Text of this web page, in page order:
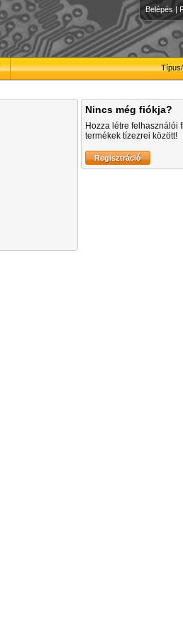
Belépés |
Nincs még fiókja?
Hozza létre felhasználói
termékek tízezrei között!